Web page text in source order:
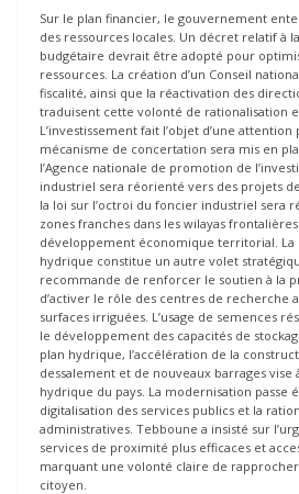
Sur le plan financier, le gouvernement
des ressources locales. Un décret relatif à
budgétaire devrait être adopté pour
ressources. La création d’un Conseil
fiscalité, ainsi que la réactivation des
traduisent cette volonté de rationalisation
L’investissement fait l’objet d’une
mécanisme de concertation sera mis en
l’Agence nationale de promotion de
industriel sera réorienté vers des projets
la loi sur l’octroi du foncier industriel sera
zones franches dans les wilayas
développement économique territorial.
hydrique constitue un autre volet
recommande de renforcer le soutien à la
d’activer le rôle des centres de recherche
surfaces irriguées. L’usage de semences
le développement des capacités de
plan hydrique, l’accélération de la
dessalement et de nouveaux barrages vise
hydrique du pays. La modernisation passe
digitalisation des services publics et la
administratives. Tebboune a insisté sur
services de proximité plus efficaces et
marquant une volonté claire de
citoyen.